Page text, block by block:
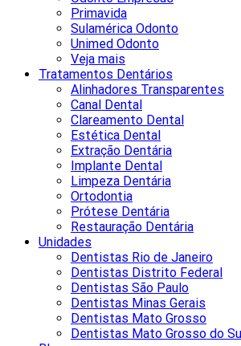
Primavida
Sulamérica Odonto
Unimed Odonto
Veja mais
Tratamentos Dentários
Alinhadores Transparentes
Canal Dental
Clareamento Dental
Estética Dental
Extração Dentária
Implante Dental
Limpeza Dentária
Ortodontia
Prótese Dentária
Restauração Dentária
Unidades
Dentistas Rio de Janeiro
Dentistas Distrito Federal
Dentistas São Paulo
Dentistas Minas Gerais
Dentistas Mato Grosso
Dentistas Mato Grosso do